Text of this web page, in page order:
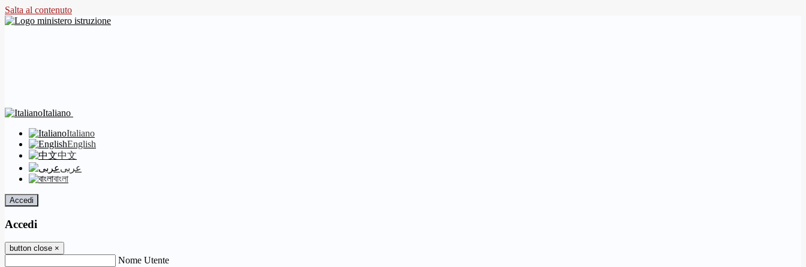
Salta al contenuto
Italiano
Italiano
English
中文
عربى
বাংলা
Accedi
Accedi
button close ×
Nome Utente